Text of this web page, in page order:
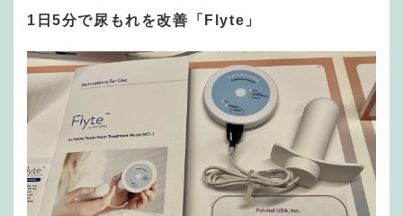
1日5分で尿もれを改善「Flyte」